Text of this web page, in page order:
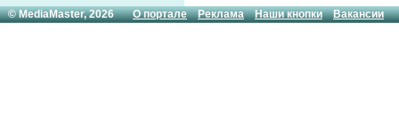
© MediaMaster, 2026О портале Реклама Наши кнопки Вакансии